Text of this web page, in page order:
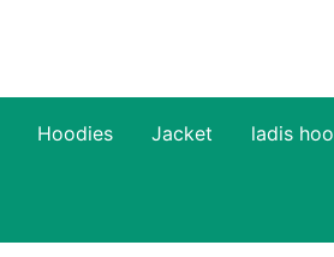
Hoodies Jacket ladis